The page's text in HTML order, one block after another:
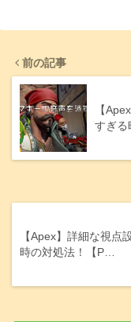
前の記事
【
すぎる
【Apex】詳細な視点
時の対処法！【P…